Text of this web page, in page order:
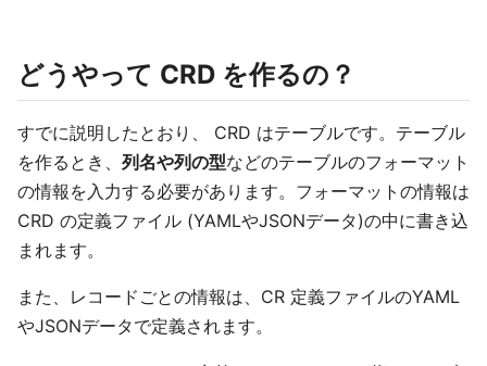
どうやって CRD を作るの？
すでに説明したとおり、 CRD はテーブルです。テーブル
を作るとき、 列名や列の型などのテーブルのフォーマット
の情報を入力する必要があります。フォーマットの情報は
CRD の定義ファイル (YAMLやJSONデータ)の中に書き込
まれます。
また、レコードごとの情報は、CR 定義ファイルのYAML
やJSONデータで定義されます。